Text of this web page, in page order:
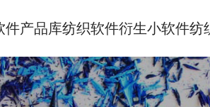
件产品库纺织软件衍生小软件纺